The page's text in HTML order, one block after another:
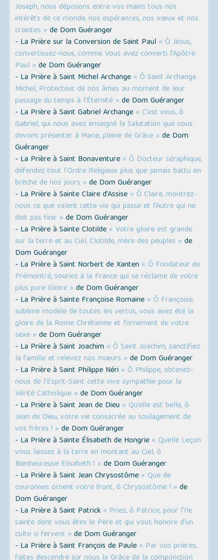
Joseph, nous déposons entre vos mains tous nos
intérêts de ce monde, nos espérances, nos vœux et nos
craintes » de Dom Guéranger
- La Prière sur la Conversion de Saint Paul « Ô Jésus,
convertissez-nous, comme Vous avez converti l’Apôtre
Paul » de Dom Guéranger
- La Prière à Saint Michel Archange « Ô Saint Archange
Michel, Protecteur de nos âmes au moment de leur
passage du temps à l'Éternité » de Dom Guéranger
- La Prière à Saint Gabriel Archange « C’est vous, ô
Gabriel, qui nous avez enseigné la Salutation que nous
devons présenter à Marie, pleine de Grâce » de Dom
Guéranger
- La Prière à Saint Bonaventure « Ô Docteur séraphique,
défendez tout l'Ordre Religieux plus que jamais battu en
brèche de nos jours » de Dom Guéranger
- La Prière à Sainte Claire d’Assise « Ô Claire, montrez-
nous ce que valent cette vie qui passe et l’Autre qui ne
doit pas finir » de Dom Guéranger
- La Prière à Sainte Clotilde « Votre gloire est grande
sur la terre et au Ciel, Clotilde, mère des peuples » de
Dom Guéranger
- La Prière à Saint Norbert de Xanten « Ô Fondateur de
Prémontré, souriez à la France qui se réclame de votre
plus pure Gloire » de Dom Guéranger
- La Prière à Sainte Françoise Romaine « Ô Françoise,
sublime modèle de toutes les vertus, vous avez été la
gloire de la Rome Chrétienne et l’ornement de votre
sexe » de Dom Guéranger
- La Prière à Saint Joachim « Ô Saint Joachim, sanctifiez
la famille et relevez nos mœurs » de Dom Guéranger
- La Prière à Saint Philippe Néri « Ô Philippe, obtenez-
nous de l’Esprit-Saint cette vive sympathie pour la
Vérité Catholique » de Dom Guéranger
- La Prière à Saint Jean de Dieu « Qu’elle est belle, ô
Jean de Dieu, votre vie consacrée au soulagement de
vos frères ! » de Dom Guéranger
- La Prière à Sainte Élisabeth de Hongrie « Quelle Leçon
vous laissez à la terre en montant au Ciel, ô
Bienheureuse Elisabeth ! » de Dom Guéranger
- La Prière à Saint Jean Chrysostôme « Que de
couronnes ornent votre front, ô Chrysostôme ! » de
Dom Guéranger
- La Prière à Saint Patrick « Priez, ô Patrice, pour l’Ile
sainte dont vous êtes le Père et qui vous honore d’un
culte si fervent » de Dom Guéranger
- La Prière à Saint François de Paule « Par vos prières,